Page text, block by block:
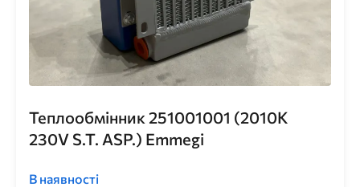
Теплообмінник 251001001 (2010K
230V S.T. ASP.) Emmegi
В наявності